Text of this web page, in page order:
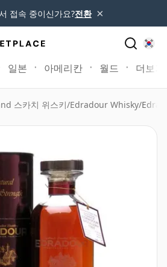
접속 중이신가요?전환 ×
일본 아메리칸 월드 더보기
스카치 위스키/Edradour Whisky/